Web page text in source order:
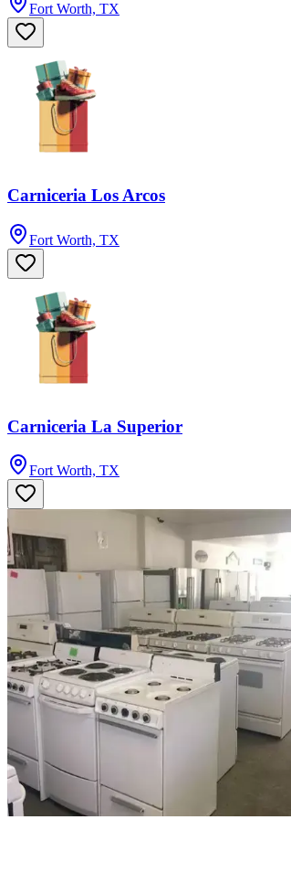
Fort Worth, TX
Carniceria Los Arcos
Fort Worth, TX
Carniceria La Superior
Fort Worth, TX